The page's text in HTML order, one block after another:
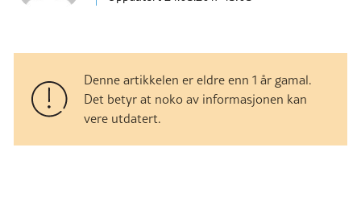
Denne artikkelen er eldre enn 1 år gamal.
Det betyr at noko av informasjonen kan
vere utdatert.